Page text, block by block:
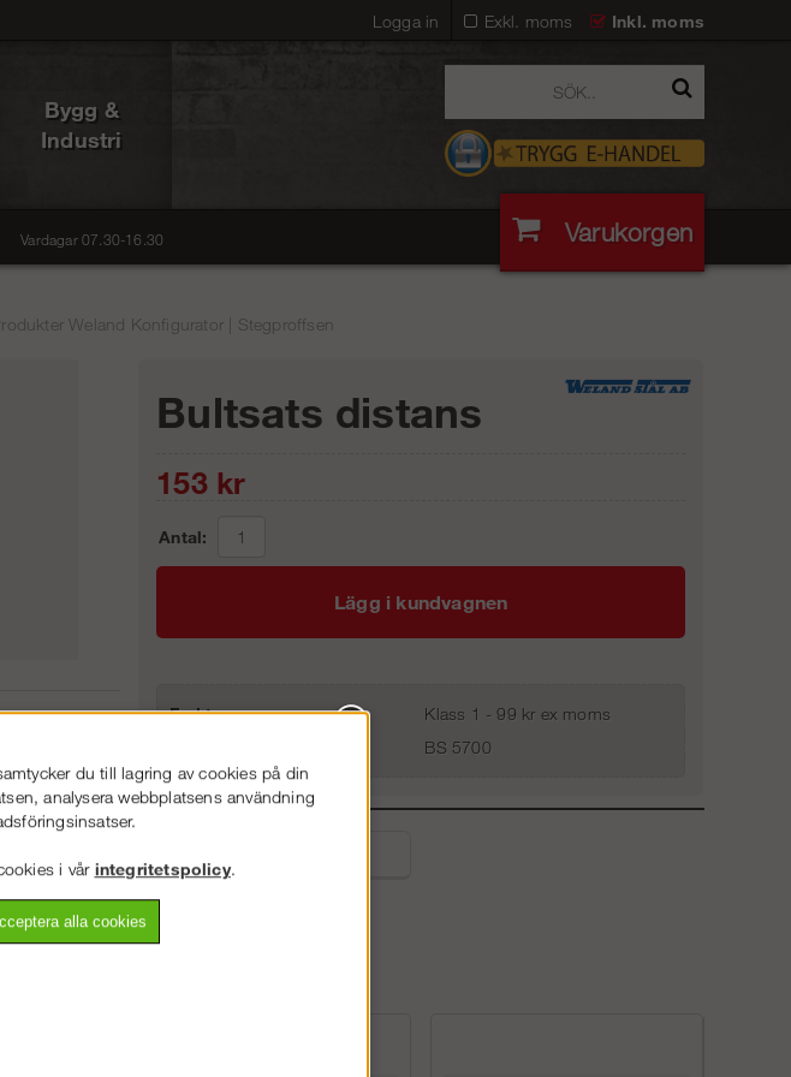
Exkl. moms Inkl. moms
Logga in
Bygg &
Industri
Vardagar 07.30-16.30 Varukorgen
Weland Konfigurator | Stegproffsen
Bultsats distans
153kr
Antal:
Lägg i kundvagnen
Frakt:
Klass 1 - 99 kr ex moms
BS 5700
Andra köpte även
du till lagring av cookies på din
analysera webbplatsens användning
i vår integritetspolicy.
alla cookies
FÖRETAG NEDAN.